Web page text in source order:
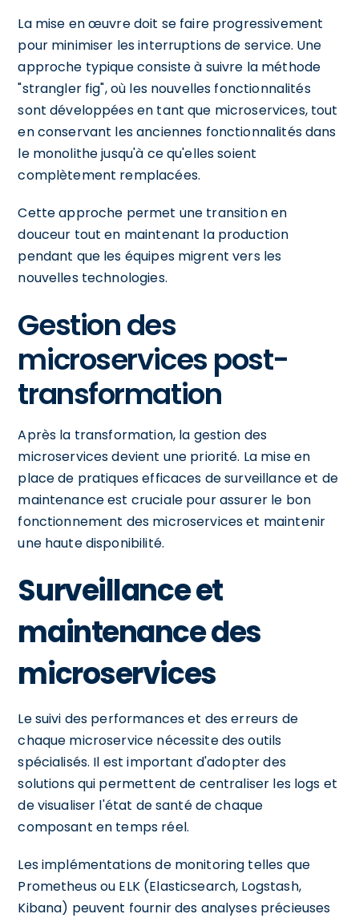
La mise en œuvre doit se faire progressivement
pour minimiser les interruptions de service. Une
approche typique consiste à suivre la méthode
"strangler fig", où les nouvelles fonctionnalités
sont développées en tant que microservices, tout
en conservant les anciennes fonctionnalités dans
le monolithe jusqu'à ce qu'elles soient
complètement remplacées.
Cette approche permet une transition en
douceur tout en maintenant la production
pendant que les équipes migrent vers les
nouvelles technologies.
Gestion des
microservices post-
transformation
Après la transformation, la gestion des
microservices devient une priorité. La mise en
place de pratiques efficaces de surveillance et de
maintenance est cruciale pour assurer le bon
fonctionnement des microservices et maintenir
une haute disponibilité.
Surveillance et
maintenance des
microservices
Le suivi des performances et des erreurs de
chaque microservice nécessite des outils
spécialisés. Il est important d'adopter des
solutions qui permettent de centraliser les logs et
de visualiser l'état de santé de chaque
composant en temps réel.
Les implémentations de monitoring telles que
Prometheus ou ELK (Elasticsearch, Logstash,
Kibana) peuvent fournir des analyses précieuses